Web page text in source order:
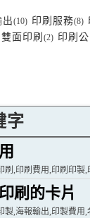
出(10) 印刷服務(8)
雙面印刷 (2) 印刷公
字
,印刷費用,印刷印製
刷的卡片
,海報輸出,印製費用